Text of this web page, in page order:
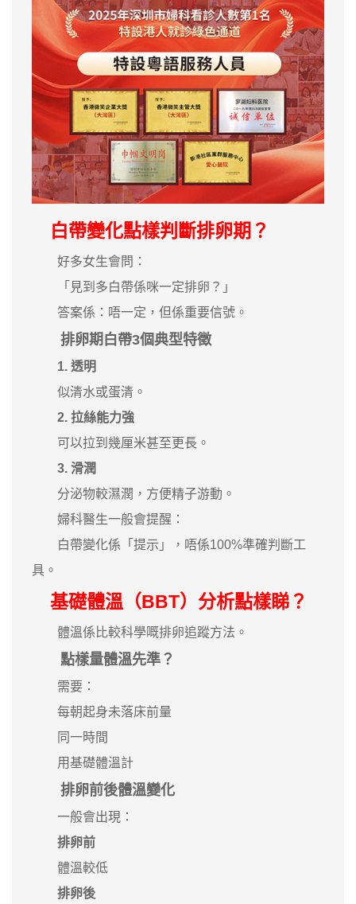
白帶變化點樣判斷排卵期？
好多女生會問：
「見到多白帶係咪一定排卵？」
答案係：唔一定，但係重要信號。
排卵期白帶3個典型特徵
1. 透明
似清水或蛋清。
2. 拉絲能力強
可以拉到幾厘米甚至更長。
3. 滑潤
分泌物較濕潤，方便精子游動。
婦科醫生一般會提醒：
白帶變化係「提示」，唔係100%準確判斷工
具。
基礎體溫（BBT）分析點樣睇？
體溫係比較科學嘅排卵追蹤方法。
點樣量體溫先準？
需要：
每朝起身未落床前量
同一時間
用基礎體溫計
排卵前後體溫變化
一般會出現：
排卵前
體溫較低
排卵後